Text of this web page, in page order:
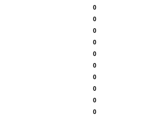
0
0
0
0
0
0
0
0
0
0